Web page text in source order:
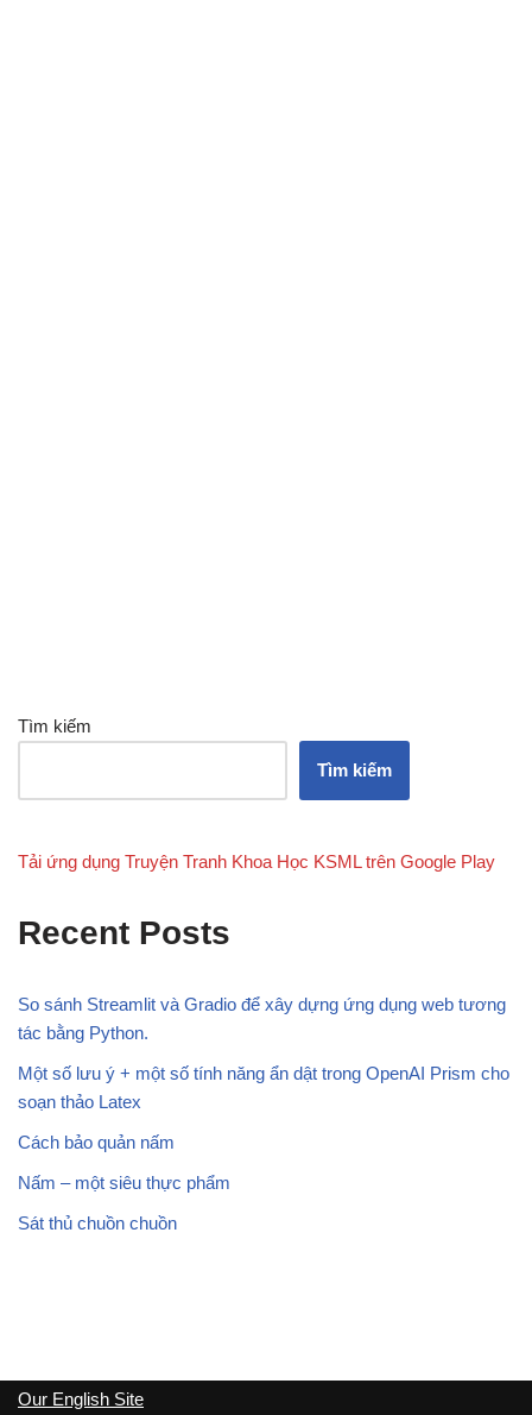
Tìm kiếm
Tìm kiếm
Tải ứng dụng Truyện Tranh Khoa Học KSML trên Google Play
Recent Posts
So sánh Streamlit và Gradio để xây dựng ứng dụng web tương
tác bằng Python.
Một số lưu ý + một số tính năng ẩn dật trong OpenAI Prism cho
soạn thảo Latex
Cách bảo quản nấm
Nấm – một siêu thực phẩm
Sát thủ chuồn chuồn
Our English Site